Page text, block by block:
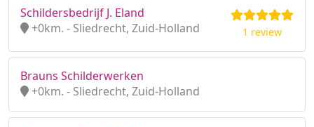
Schildersbedrijf J. Eland
+0km. - Sliedrecht, Zuid-Holland
1 review
Brauns Schilderwerken
+0km. - Sliedrecht, Zuid-Holland